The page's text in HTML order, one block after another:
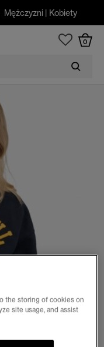
Mężczyzni | Kobiety
0
the storing of cookies on
site usage, and assist